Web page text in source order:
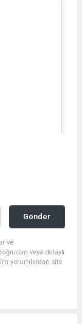
Gönder
ve
veya dolaylı
yorumlardan site